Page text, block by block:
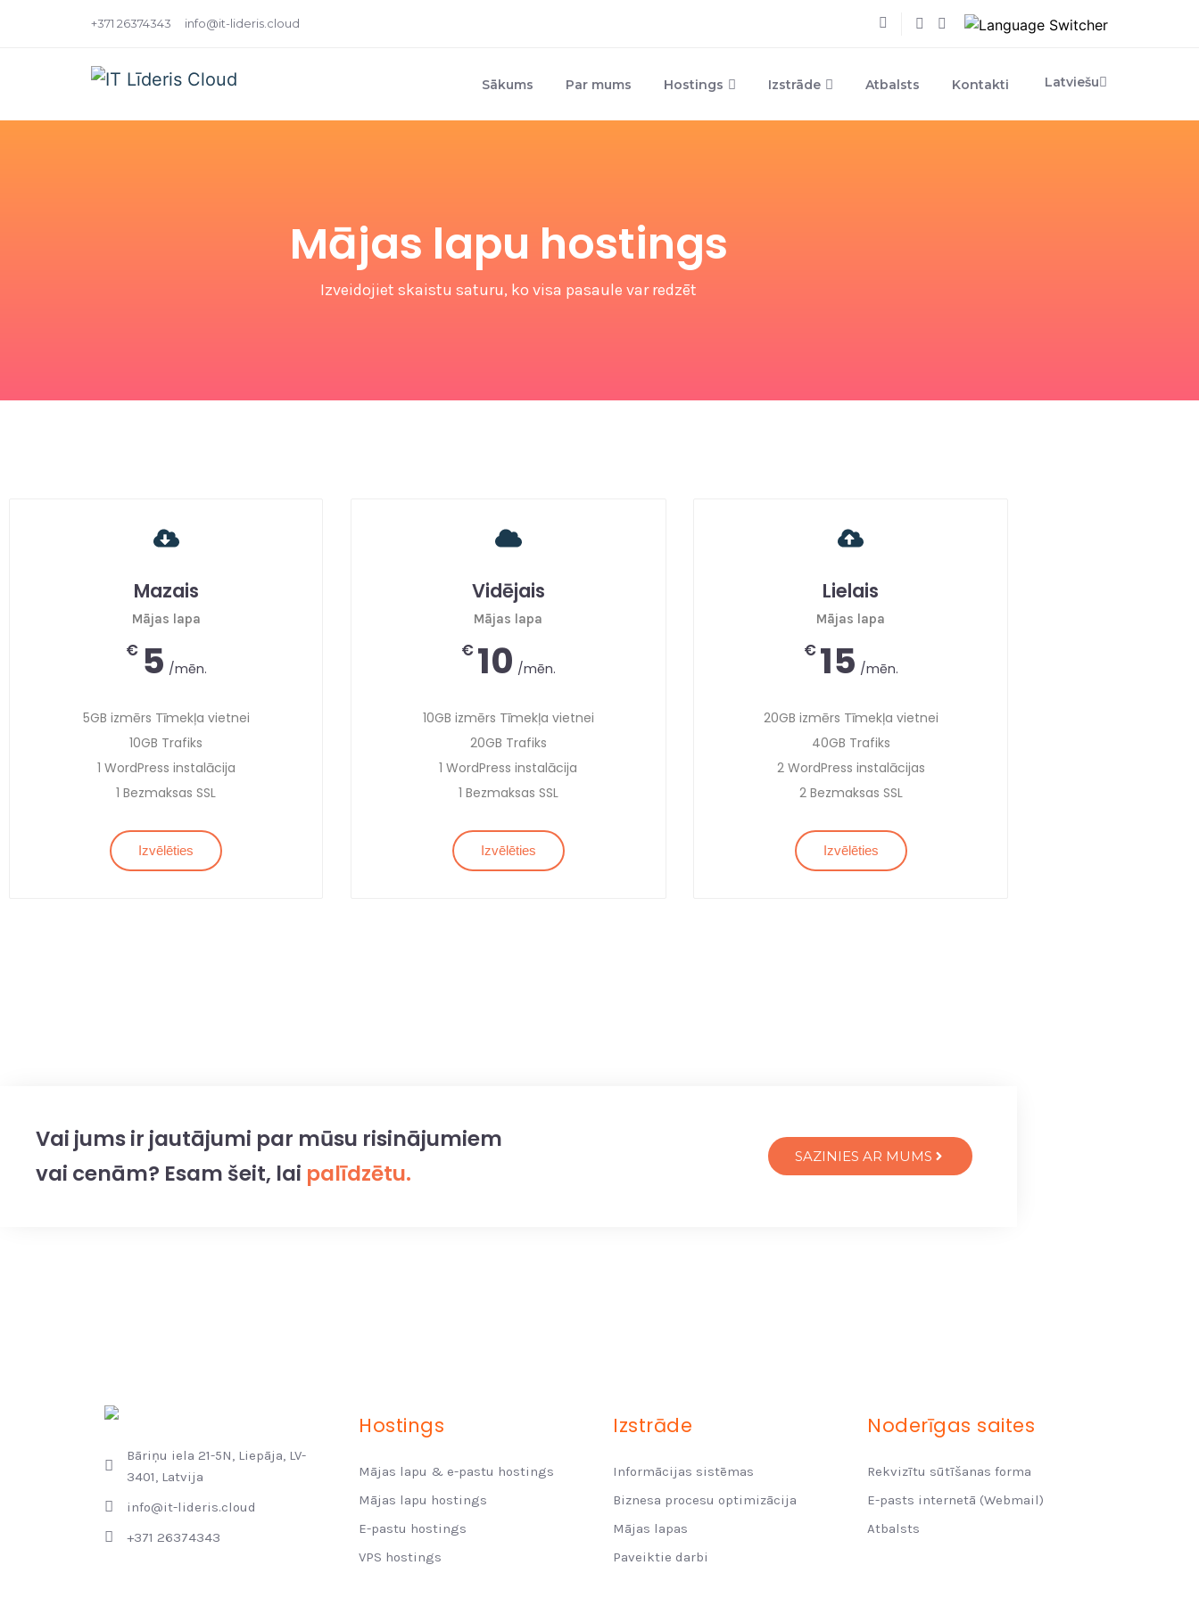
+371 26374343 info@it-lideris.cloud
Sākums Par mums Hostings Izstrāde Atbalsts Kontakti Latviešu
Mājas lapu hostings
Izveidojiet skaistu saturu, ko visa pasaule var redzēt
Mazais
Mājas lapa
€ 5 /mēn.
5GB izmērs Tīmekļa vietnei
10GB Trafiks
1 WordPress instalācija
1 Bezmaksas SSL
Izvēlēties
Vidējais
Mājas lapa
€ 10 /mēn.
10GB izmērs Tīmekļa vietnei
20GB Trafiks
1 WordPress instalācija
1 Bezmaksas SSL
Izvēlēties
Lielais
Mājas lapa
€ 15 /mēn.
20GB izmērs Tīmekļa vietnei
40GB Trafiks
2 WordPress instalācijas
2 Bezmaksas SSL
Izvēlēties
Vai jums ir jautājumi par mūsu risinājumiem
vai cenām? Esam šeit, lai palīdzētu.
SAZINIES AR MUMS
Bāriņu iela 21-5N, Liepāja, LV-
3401, Latvija
info@it-lideris.cloud
+371 26374343
Hostings
Mājas lapu & e-pastu hostings
Mājas lapu hostings
E-pastu hostings
VPS hostings
Izstrāde
Informācijas sistēmas
Biznesa procesu optimizācija
Mājas lapas
Paveiktie darbi
Noderīgas saites
Rekvizītu sūtīšanas forma
E-pasts internetā (Webmail)
Atbalsts